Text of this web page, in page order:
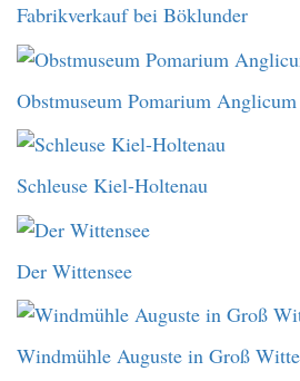
Fabrikverkauf bei Böklunder
Obstmuseum Pomarium Anglicum
Schleuse Kiel-Holtenau
Der Wittensee
Windmühle Auguste in Groß